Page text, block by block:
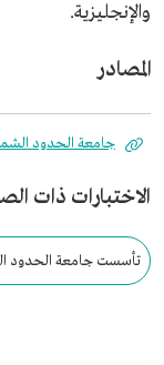
والإنجليزية.
المصادر
جامعة الحدود
الاختبارات ذات
تأسست جامعة الحدود